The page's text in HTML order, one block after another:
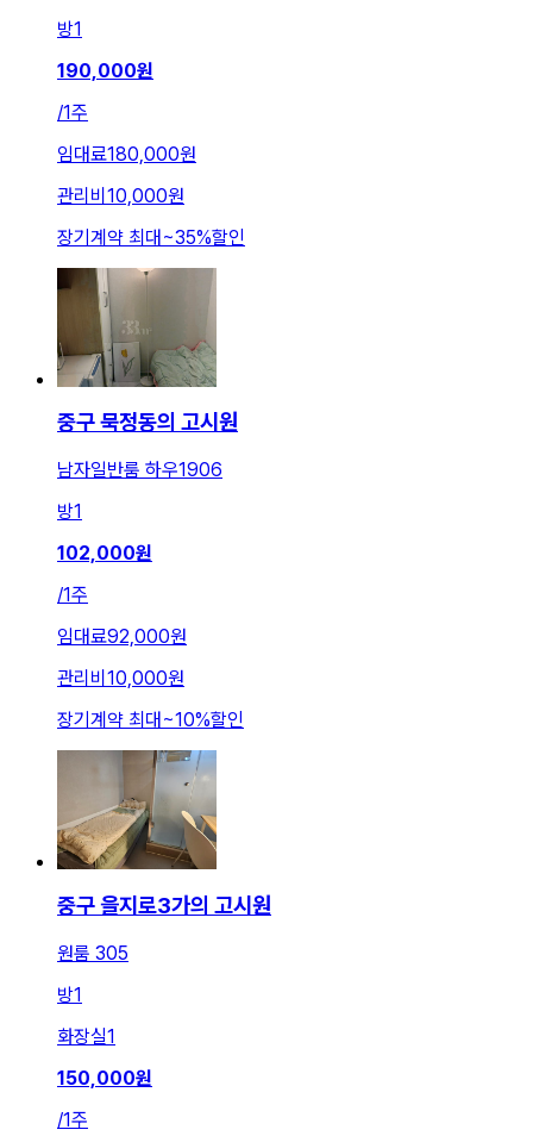
방1
190,000원
/1주
임대료180,000원
관리비 10,000원
장기계약 최대~35%할인
중구 묵정동의 고시원
남자일반룸 하우1906
방1
102,000원
/1주
임대료92,000원
관리비 10,000원
장기계약 최대 ~10%할인
중구 을지로3가의 고시원
원룸 305
방1
화장실1
150,000원
/1주